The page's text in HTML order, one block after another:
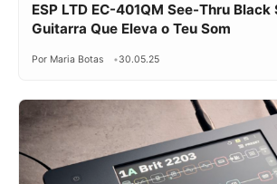
ESP LTD EC-401QM See-Thru Black
Guitarra Que Eleva o Teu Som
Por Maria Botas 30.05.25